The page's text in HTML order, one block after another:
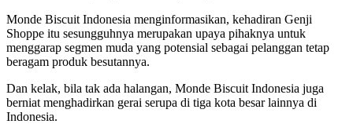
Monde Biscuit Indonesia menginformasikan, kehadiran Genji
Shoppe itu sesungguhnya merupakan upaya pihaknya untuk
menggarap segmen muda yang potensial sebagai pelanggan tetap
beragam produk besutannya.
Dan kelak, bila tak ada halangan, Monde Biscuit Indonesia juga
berniat menghadirkan gerai serupa di tiga kota besar lainnya di
Indonesia.